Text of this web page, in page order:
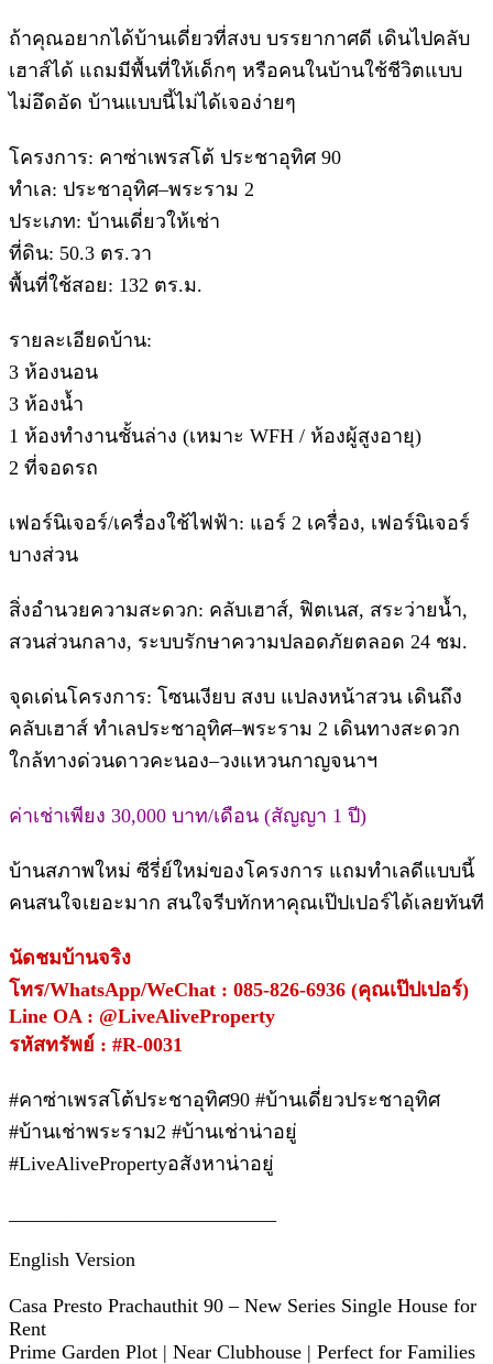
ถ้าคุณอยากได้บ้านเดี่ยวที่สงบ บรรยากาศดี เดินไปคลับ
เฮาส์ได้ แถมมีพื้นที่ให้เด็กๆ หรือคนในบ้านใช้ชีวิตแบบ
ไม่อึดอัด บ้านแบบนี้ไม่ได้เจอง่ายๆ
โครงการ: คาซ่าเพรสโต้ ประชาอุทิศ 90
ทำเล: ประชาอุทิศ–พระราม 2
ประเภท: บ้านเดี่ยวให้เช่า
ที่ดิน: 50.3 ตร.วา
พื้นที่ใช้สอย: 132 ตร.ม.
รายละเอียดบ้าน:
3 ห้องนอน
3 ห้องน้ำ
1 ห้องทำงานชั้นล่าง (เหมาะ WFH / ห้องผู้สูงอายุ)
2 ที่จอดรถ
เฟอร์นิเจอร์/เครื่องใช้ไฟฟ้า: แอร์ 2 เครื่อง, เฟอร์นิเจอร์
บางส่วน
สิ่งอำนวยความสะดวก: คลับเฮาส์, ฟิตเนส, สระว่ายน้ำ,
สวนส่วนกลาง, ระบบรักษาความปลอดภัยตลอด 24 ชม.
จุดเด่นโครงการ: โซนเงียบ สงบ แปลงหน้าสวน เดินถึง
คลับเฮาส์ ทำเลประชาอุทิศ–พระราม 2 เดินทางสะดวก
ใกล้ทางด่วนดาวคะนอง–วงแหวนกาญจนาฯ
ค่าเช่าเพียง 30,000 บาท/เดือน (สัญญา 1 ปี)
บ้านสภาพใหม่ ซีรี่ย์ใหม่ของโครงการ แถมทำเลดีแบบนี้
คนสนใจเยอะมาก สนใจรีบทักหาคุณเป๊ปเปอร์ได้เลยทันที
นัดชมบ้านจริง
โทร/WhatsApp/WeChat : 085-826-6936 (คุณเป๊ปเปอร์)
Line OA : @LiveAliveProperty
รหัสทรัพย์ : #R-0031
#คาซ่าเพรสโต้ประชาอุทิศ90 #บ้านเดี่ยวประชาอุทิศ
#บ้านเช่าพระราม2 #บ้านเช่าน่าอยู่
#LiveAlivePropertyอสังหาน่าอยู่
English Version
Casa Presto Prachauthit 90 – New Series Single House for
Rent
Prime Garden Plot | Near Clubhouse | Perfect for Families